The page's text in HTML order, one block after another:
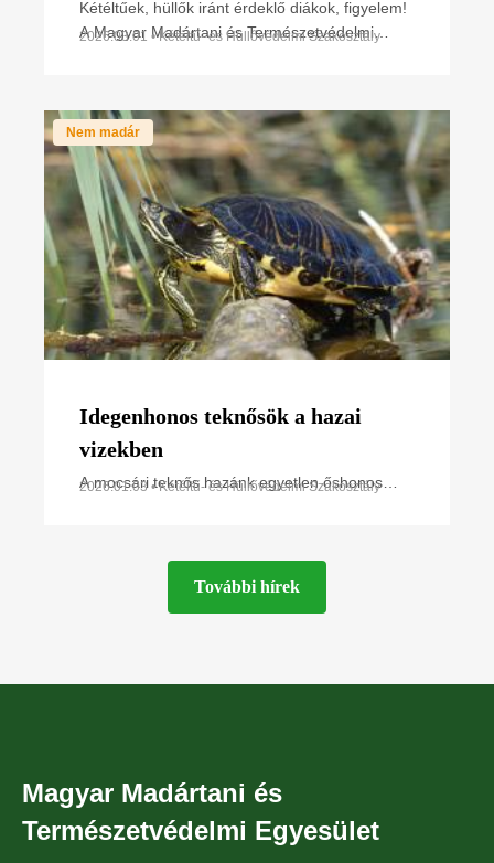
Kétéltűek, hüllők iránt érdeklő diákok, figyelem!
A Magyar Madártani és Természetvédelmi
2026.03.01 • Kétéltű- és Hüllővédelmi Szakosztály
Nem madár
Idegenhonos teknősök a hazai
vizekben
A mocsári teknős hazánk egyetlen őshonos
2026.01.03 • Kétéltű- és Hüllővédelmi Szakosztály
További hírek
Magyar Madártani és
Természetvédelmi Egyesület